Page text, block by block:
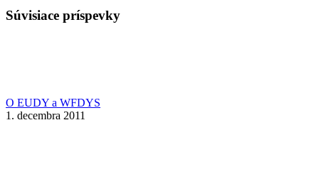
Súvisiace príspevky
O EUDY a WFDYS
1. decembra 2011